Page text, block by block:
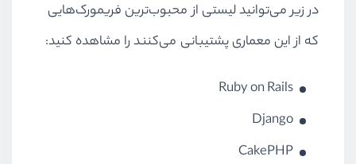
در زیر می‌توانید لیستی از محبوب‌ترین فریمورک‌هایی
که از این معماری پشتیبانی می‌کنند را مشاهده کنید:
Ruby on Rails
Django
CakePHP